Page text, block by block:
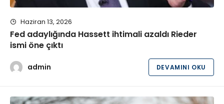
Haziran 13, 2026
Fed adaylığında Hassett ihtimali azaldı Rieder
ismi öne çıktı
admin DEVAMINI OKU